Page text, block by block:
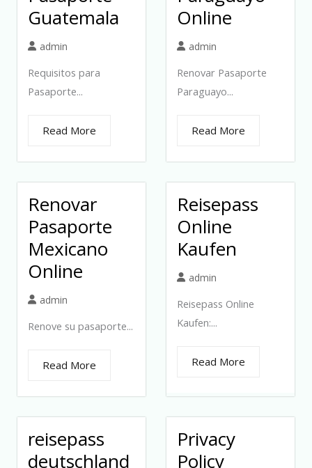
Guatemala
admin
Requisitos para
Pasaporte...
Read More
Online
admin
Renovar Pasaporte
Paraguayo...
Read More
Renovar
Pasaporte
Mexicano
Online
admin
Renove su pasaporte...
Read More
Reisepass
Online
Kaufen
admin
Reisepass Online
Kaufen:...
Read More
reisepass
deutschland
Privacy
Policy